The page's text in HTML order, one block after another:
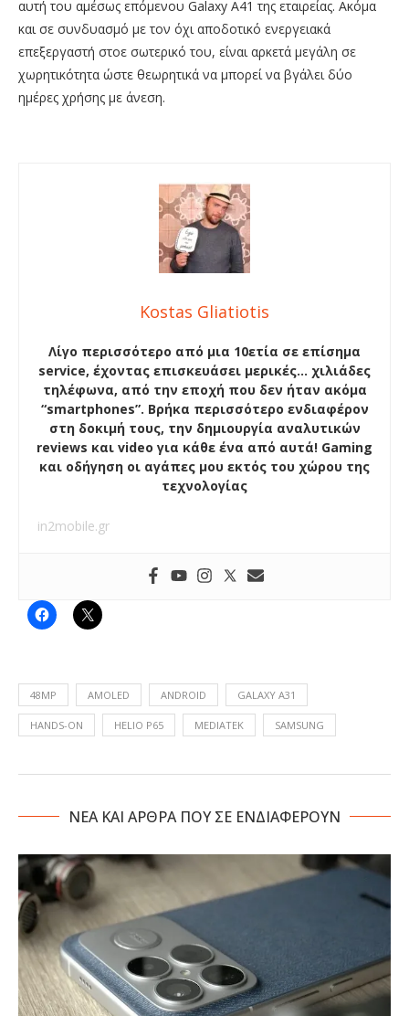
αυτή του αμέσως επόμενου Galaxy A41 της εταιρείας. Ακόμα
και σε συνδυασμό με τον όχι αποδοτικό ενεργειακά
επεξεργαστή στοε σωτερικό του, είναι αρκετά μεγάλη σε
χωρητικότητα ώστε θεωρητικά να μπορεί να βγάλει δύο
ημέρες χρήσης με άνεση.
Kostas Gliatiotis
Λίγο περισσότερο από μια 10ετία σε επίσημα
service, έχοντας επισκευάσει μερικές… χιλιάδες
τηλέφωνα, από την εποχή που δεν ήταν ακόμα
“smartphones”. Βρήκα περισσότερο ενδιαφέρον
στη δοκιμή τους, την δημιουργία αναλυτικών
reviews και video για κάθε ένα από αυτά! Gaming
και οδήγηση οι αγάπες μου εκτός του χώρου της
τεχνολογίας
in2mobile.gr
48MP AMOLED ANDROID GALAXY A31
HANDS-ON HELIO P65 MEDIATEK SAMSUNG
NΕΑ ΚΑΙ ΑΡΘΡΑ ΠΟΥ ΣΕ ΕΝΔΙΑΦΕΡΟΥΝ